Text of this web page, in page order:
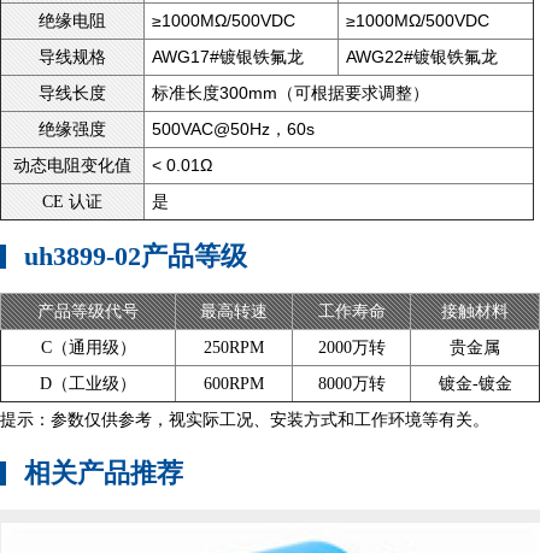
绝缘电阻 ≥1000MΩ/500VDC ≥1000MΩ/500VDC
导线规格 AWG17#镀银铁氟龙 AWG22#镀银铁氟龙
导线长度 标准长度300mm（可根据要求调整）
绝缘强度 500VAC@50Hz，60s
动态电阻变化值 < 0.01Ω
CE 认证 是
uh3899-02产品等级
产品等级代号 最高转速 工作寿命
接触材料
C（通用级）
250RPM 2000万转
贵金属
D（工业级）
600RPM 8000万转
镀金-镀金
提示：参数仅供参考，视实际工况、安装方式和工作环境等有关。
相关产品推荐